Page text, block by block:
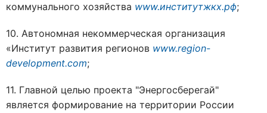
коммунального хозяйства www.институтжкх.рф;
10. Автономная некоммерческая организация
«Институт развития регионов www.region-
development.com;
11. Главной целью проекта "Энергосберегай"
является формирование на территории России